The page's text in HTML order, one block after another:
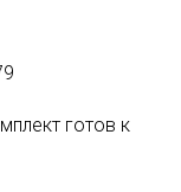
готов к